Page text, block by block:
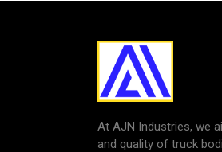
At AJN Industries, we
and quality of truck